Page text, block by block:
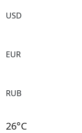
USD
EUR
RUB
26°C